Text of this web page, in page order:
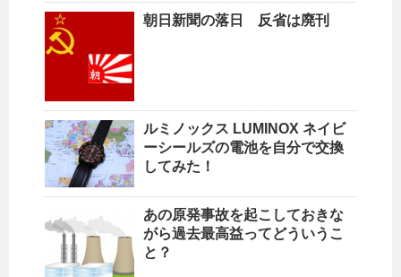
朝日新聞の落日 反省は廃刊
ルミノックス LUMINOX ネイビ
ーシールズの電池を自分で交換
してみた！
あの原発事故を起こしておきな
がら過去最高益ってどういうこ
と？